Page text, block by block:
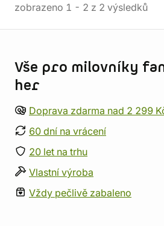
zobrazeno 1 - 2 z 2 výsledků
Vše pro milovníky
her
Doprava zdarma nad 2 299
60 dní na vrácení
20 let na trhu
Vlastní výroba
Vždy pečlivě zabaleno